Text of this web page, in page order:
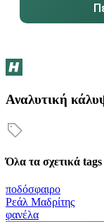
Αναλυτική
Όλα τα σχετικά tags
ποδόσφαιρο
Ρεάλ Μαδρίτης
φανέλα